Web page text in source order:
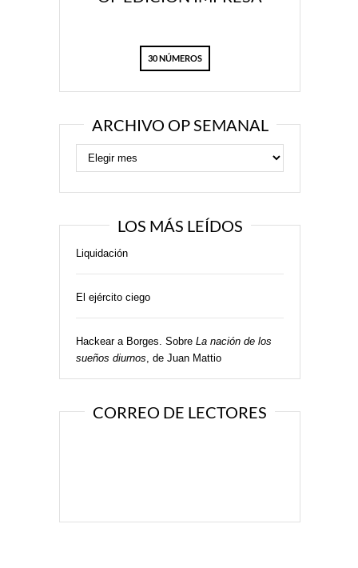
30 NÚMEROS
ARCHIVO OP SEMANAL
LOS MÁS LEÍDOS
Liquidación
El ejército ciego
Hackear a Borges. Sobre La nación de los
sueños diurnos, de Juan Mattio
CORREO DE LECTORES